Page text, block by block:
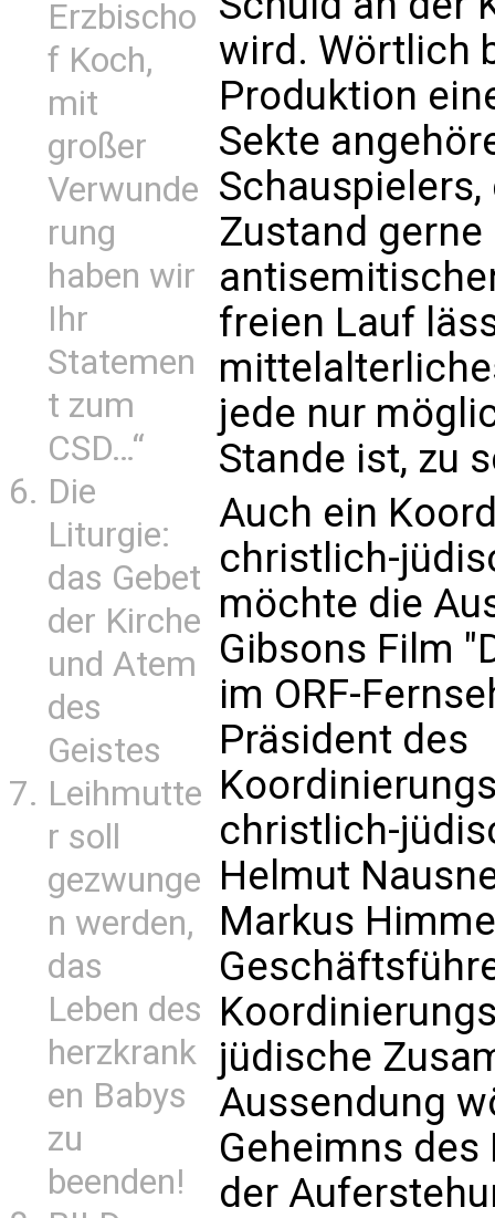
Erzbischo
f Koch,
mit
großer
Verwunde
rung
haben wir
Ihr
Statemen
t zum
CSD…“
Die
Liturgie:
das Gebet
der Kirche
und Atem
des
Geistes
Leihmutte
r soll
gezwunge
n werden,
das
Leben des
herzkrank
en Babys
zu
beenden!
wird. Wörtlich
Produktion
Sekte
Zustand
freien Lauf
jede nur
Stande ist, zu
Auch ein
christlich-
möchte die
Gibsons Film
im ORF-
Präsident des
christlich-
Helmut
Markus
jüdische
Aussendung
Geheimns des
der